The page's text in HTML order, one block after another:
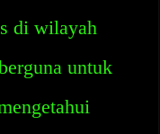
di wilayah
untuk